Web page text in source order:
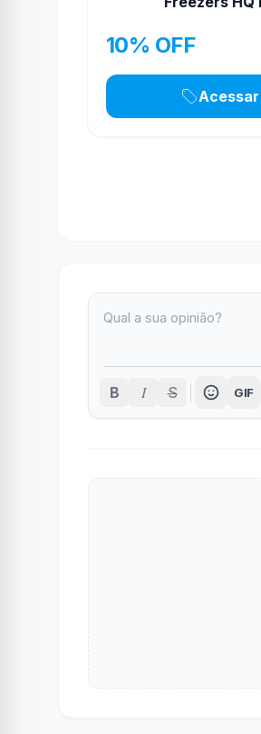
10% OFF
B I S GIF